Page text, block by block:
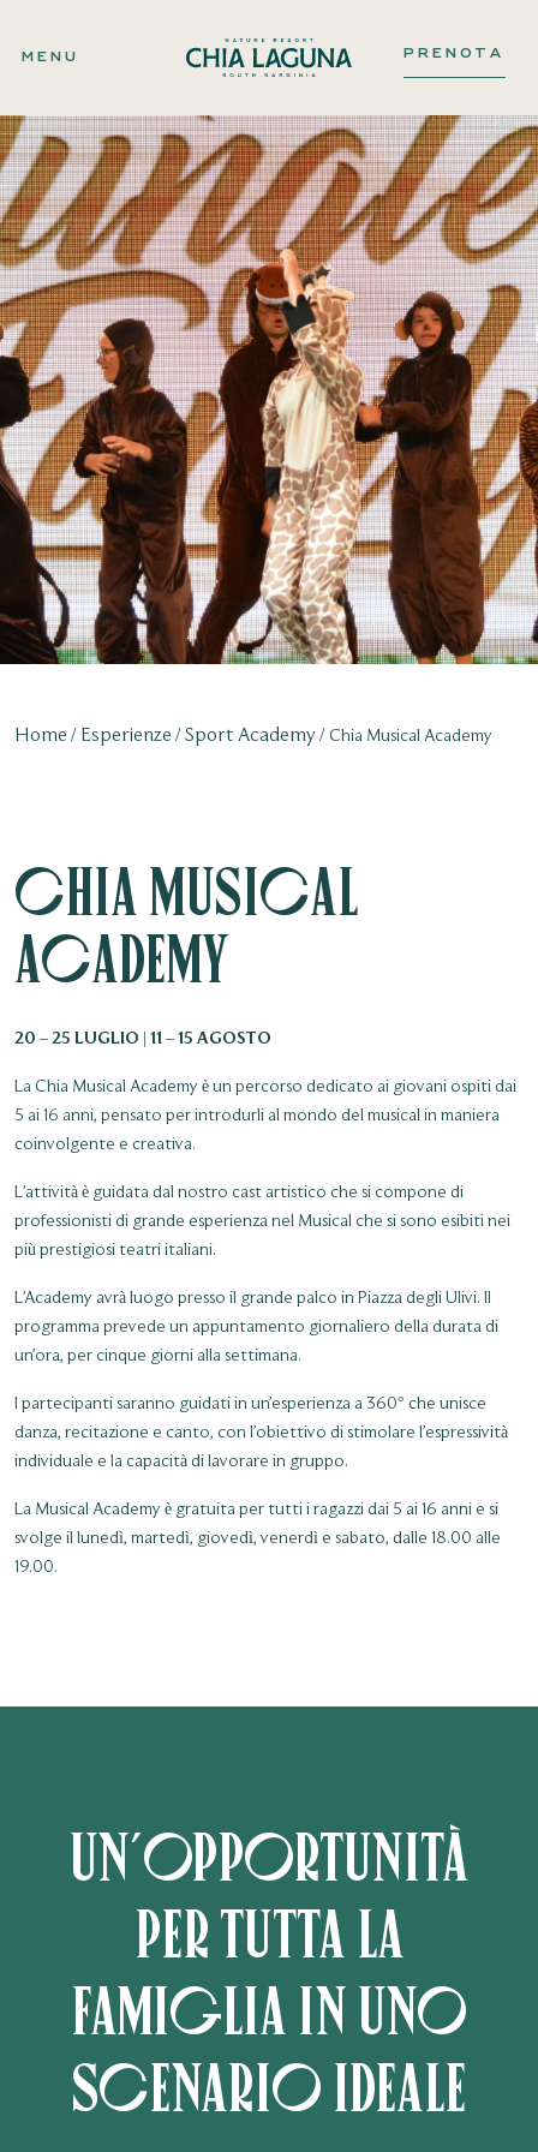
MENU PRENOTA
Home Esperienze Sport Academy Chia Musical Academy
Chia Musical
Academy
20 – 25 LUGLIO | 11 – 15 AGOSTO​
La Chia Musical Academy è un percorso dedicato ai giovani ospiti dai
5 ai 16 anni, pensato per introdurli al mondo del musical in maniera
coinvolgente e creativa.​
​L’attività è guidata dal nostro cast artistico che si compone di
professionisti di grande esperienza nel Musical che si sono esibiti nei
più prestigiosi teatri italiani.​
​L’Academy avrà luogo presso il grande palco in Piazza degli Ulivi. Il
programma prevede un appuntamento giornaliero della durata di
un’ora, per cinque giorni alla settimana.​
​I partecipanti saranno guidati in un’esperienza a 360° che unisce
danza, recitazione e canto, con l’obiettivo di stimolare l’espressività
individuale e la capacità di lavorare in gruppo.​
​​La Musical Academy è gratuita per tutti i ragazzi dai 5 ai 16 anni e si
svolge il lunedì, martedì, giovedì, venerdì e sabato, dalle 18.00 alle
19.00.
Un’opportunità
per tutta la
famiglia in uno
scenario ideale